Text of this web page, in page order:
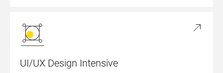
UI/UX Design Intensive